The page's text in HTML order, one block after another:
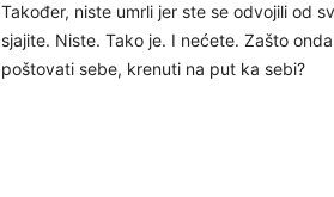
Također, niste umrli jer ste se odvojili od
sjajite. Niste. Tako je. I nećete. Zašto
poštovati sebe, krenuti na put ka sebi?